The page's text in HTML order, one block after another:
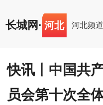
长城网 · 河北 河北频道
快讯丨中国共
员会第十次全